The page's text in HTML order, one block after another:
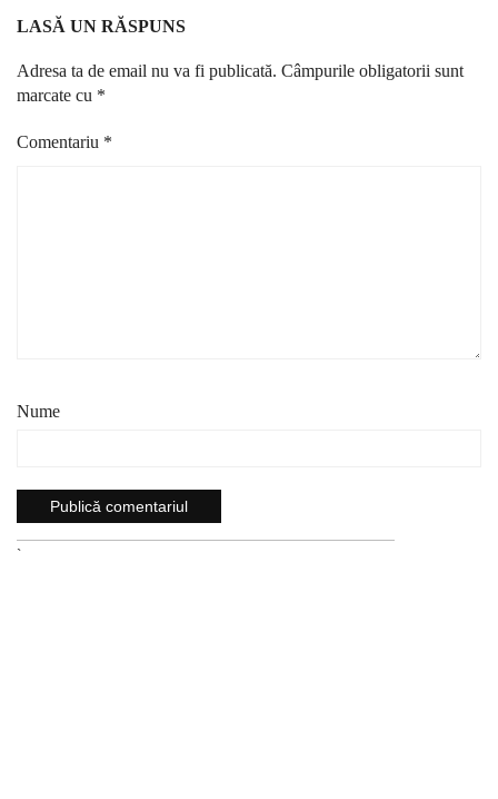
LASĂ UN RĂSPUNS
Adresa ta de email nu va fi publicată. Câmpurile obligatorii sunt
marcate cu *
Comentariu *
Nume
`